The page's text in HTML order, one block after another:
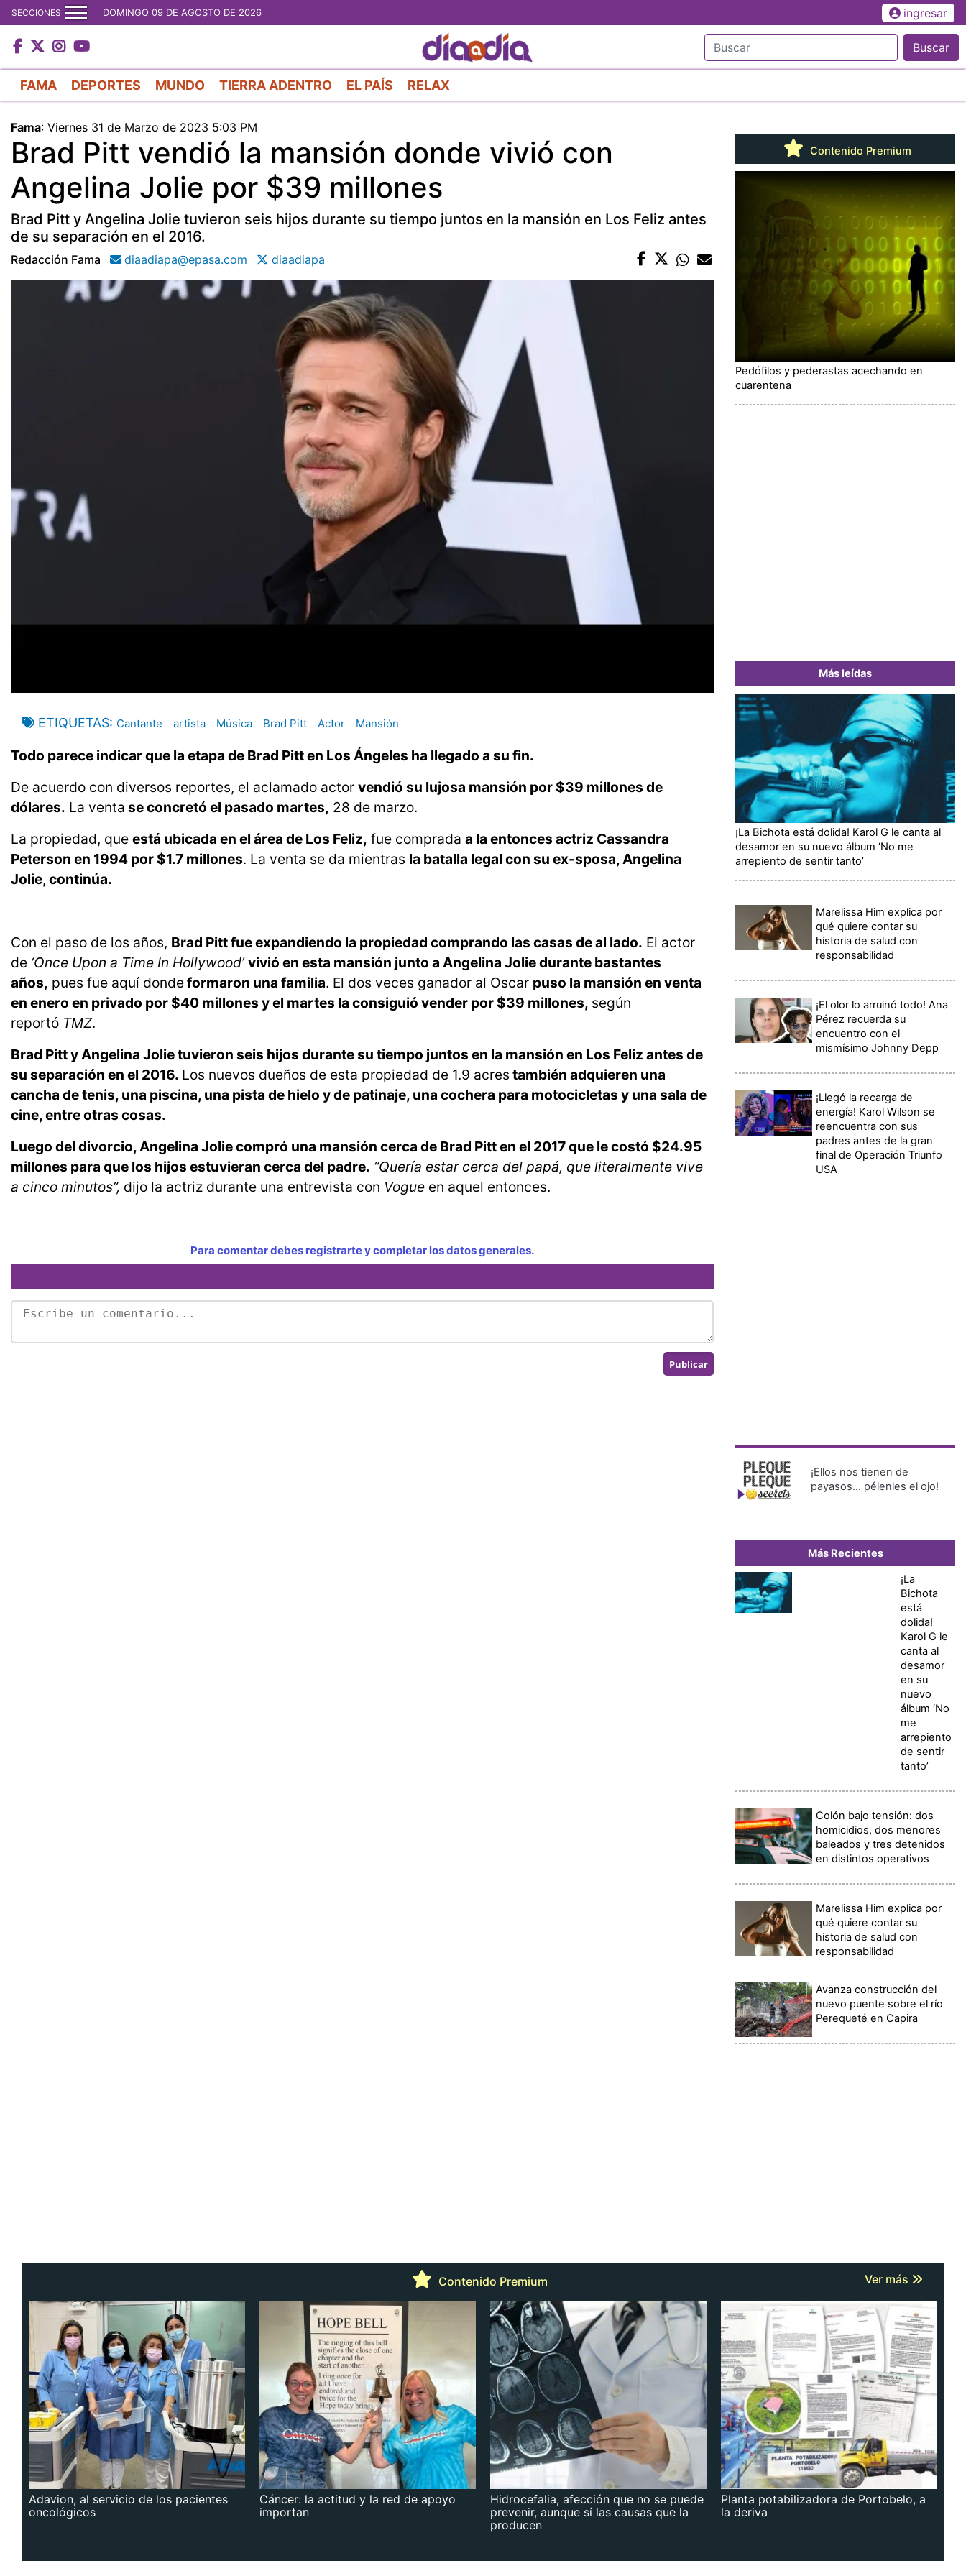
al
contenido
principal
SECCIONES DOMINGO 09 DE AGOSTO DE 2026 ingresar
Buscar
FAMA DEPORTES MUNDO TIERRA ADENTRO EL PAÍS RELAX
Fama: Viernes 31 de Marzo de 2023 5:03 PM
Brad Pitt vendió la mansión donde vivió con
Angelina Jolie por $39 millones
Brad Pitt y Angelina Jolie tuvieron seis hijos durante su tiempo juntos en la mansión en Los Feliz antes
de su separación en el 2016.
Redacción Fama diaadiapa@epasa.com diaadiapa
ETIQUETAS Cantante artista Música Brad Pitt Actor Mansión
Todo parece indicar que la etapa de Brad Pitt en Los Ángeles ha llegado a su fin.
De acuerdo con diversos reportes, el aclamado actor vendió su lujosa mansión por $39 millones de
dólares. La venta se concretó el pasado martes, 28 de marzo.
La propiedad, que está ubicada en el área de Los Feliz, fue comprada a la entonces actriz Cassandra
Peterson en 1994 por $1.7 millones. La venta se da mientras la batalla legal con su ex-sposa, Angelina
Jolie, continúa.
Con el paso de los años, Brad Pitt fue expandiendo la propiedad comprando las casas de al lado. El actor
de ‘Once Upon a Time In Hollywood’vivió en esta mansión junto a Angelina Jolie durante bastantes
años, pues fue aquí dondeformaron una familia. El dos veces ganador al Oscar puso la mansión en venta
en enero en privado por $40 millones y el martes la consiguió vender por $39 millones, según
reportó TMZ.
Brad Pitt y Angelina Jolie tuvieron seis hijos durante su tiempo juntos en la mansión en Los Feliz antes de
su separación en el 2016. Los nuevos dueños de esta propiedad de 1.9 acres también adquieren una
cancha de tenis, una piscina, una pista de hielo y de patinaje, una cochera para motocicletas y una sala de
cine, entre otras cosas.
Luego del divorcio, Angelina Jolie compró una mansión cerca de Brad Pitt en el 2017 que le costó $24.95
millones para que los hijos estuvieran cerca del padre. “Quería estar cerca del papá, que literalmente vive
a cinco minutos”, dijo la actriz durante una entrevista con Vogue en aquel entonces.
Para comentar debes registrarte y completar los datos generales.
Contenido Premium
Pedófilos y pederastas acechando en
cuarentena
Más leídas
¡La Bichota está dolida! Karol G le canta al
desamor en su nuevo álbum ‘No me
arrepiento de sentir tanto’
Marelissa Him explica por
qué quiere contar su
historia de salud con
responsabilidad
¡El olor lo arruinó todo! Ana
Pérez recuerda su
encuentro con el
mismísimo Johnny Depp
¡Llegó la recarga de
energía! Karol Wilson se
reencuentra con sus
padres antes de la gran
final de Operación Triunfo
USA
¡Ellos nos tienen de
payasos… pélenles el ojo!
Más Recientes
¡La
Bichota
está
dolida!
Karol G le
canta al
desamor
en su
nuevo
álbum ‘No
me
arrepiento
de sentir
tanto’
Colón bajo tensión: dos
homicidios, dos menores
baleados y tres detenidos
en distintos operativos
Marelissa Him explica por
qué quiere contar su
historia de salud con
responsabilidad
Avanza construcción del
nuevo puente sobre el río
Perequeté en Capira
Contenido Premium Ver más
Adavion, al servicio de los pacientes
oncológicos
Cáncer: la actitud y la red de apoyo
importan
Hidrocefalia, afección que no se puede
prevenir, aunque sí las causas que la
producen
Planta potabilizadora de Portobelo, a
la deriva